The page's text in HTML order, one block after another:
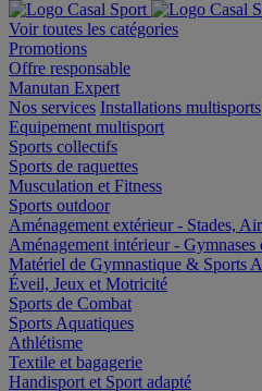
Voir toutes les catégories
Promotions
Offre responsable
Manutan Expert
Nos services Installations multisports
Equipement multisport
Sports collectifs
Sports de raquettes
Musculation et Fitness
Sports outdoor
Aménagement extérieur - Stades,
Aménagement intérieur - Gymnases
Matériel de Gymnastique & Sports
Éveil, Jeux et Motricité
Sports de Combat
Sports Aquatiques
Athlétisme
Textile et bagagerie
Handisport et Sport adapté